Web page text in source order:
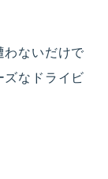
わないだけで
ズなドライビ